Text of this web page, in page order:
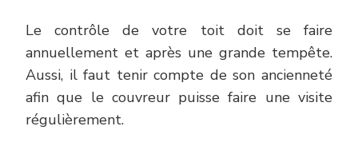
Le contrôle de votre toit doit se faire
annuellement et après une grande tempête.
Aussi, il faut tenir compte de son ancienneté
afin que le couvreur puisse faire une visite
régulièrement.